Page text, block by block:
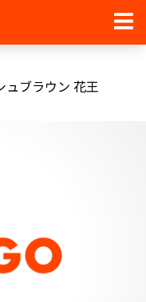
ュブラウン 花王